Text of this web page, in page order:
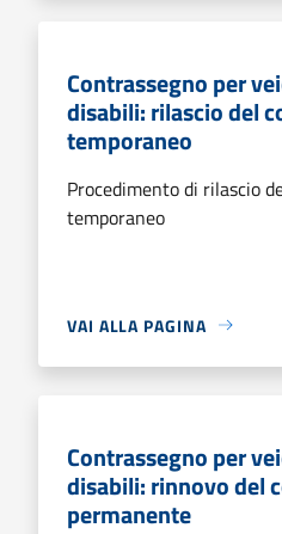
Contrassegno per
disabili: rilascio del
temporaneo
Procedimento di rilascio
temporaneo
VAI ALLA PAGINA
Contrassegno per
disabili: rinnovo del
permanente